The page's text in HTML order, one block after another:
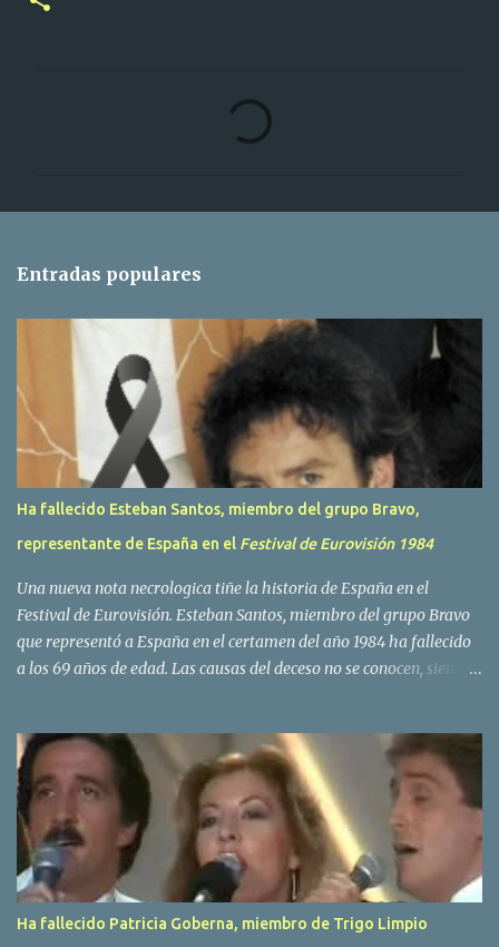
r
s
Entradas populares
Ha fallecido Esteban Santos, miembro del grupo Bravo,
representante de España en el Festival de Eurovisión 1984
Una nueva nota necrologica tiñe la historia de España en el
Festival de Eurovisión. Esteban Santos, miembro del grupo Bravo
que representó a España en el certamen del año 1984 ha fallecido
a los 69 años de edad. Las causas del deceso no se conocen, siendo
traves de las redes sociales. Nacido en Tolosa en 1951, durante su
epoca universitaria en la carrera de empresariales conoció al
estudiante de medicina Luis Villar, comenzando a actuar
juntos,Santos a la guitarra y Villar al piano, sin atreverse a dar el
salto al mercado profesional. Sin embargo esto cambió gracias a la
propia Amaia Saizar, que tras su abandono de Trigo Limpio,
recibió por parte de la discografica Hispavox el encargo de crear
un nuevo grupo, reclutando al duo de amigos y a la ex modelo
Ha fallecido Patricia Goberna, miembro de Trigo Limpio